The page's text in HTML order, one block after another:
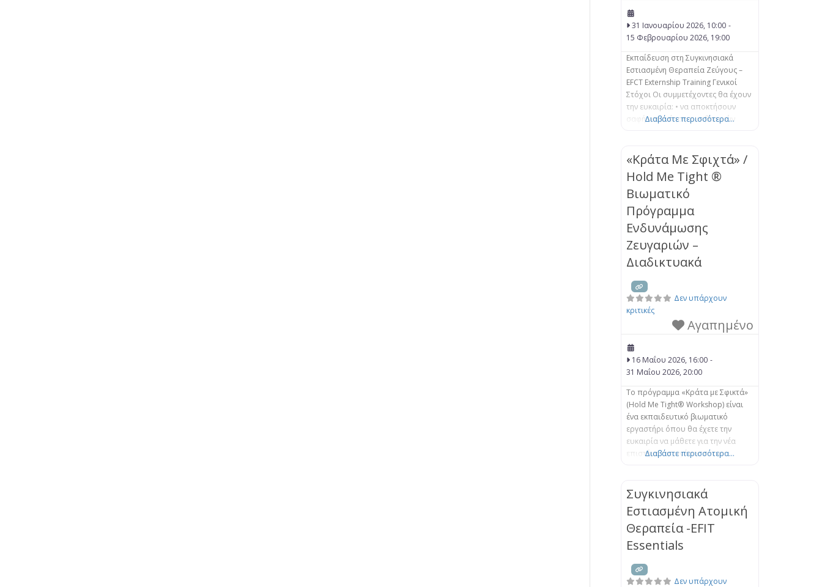
31 Ιανουαρίου 2026, 10:00 -
15 Φεβρουαρίου 2026, 19:00
Εκπαίδευση στη Συγκινησιακά
Εστιασμένη Θεραπεία Ζεύγους –
EFCT Externship Training Γενικοί
Στόχοι Οι συμμετέχοντες θα έχουν
την ευκαιρία: • να αποκτήσουν
σαφή κατανόηση των βασικών
Προσωποκεντρικής Προσέγγισης
της Συγκινησιακά Εστιασμένης
Θεραπείας για ζευγάρια– EFCT. • να
μπορούν να αντιλαμβάνονται τη
δυσφορία στο ζευγάρι με βάση τη
Θεωρία του Δεσμού και να
βοηθούν τους συντρόφους
Διαβάστε περισσότερα...
«Κράτα Με Σφιχτά» /
Hold Me Tight ®
Βιωματικό
Πρόγραμμα
Ενδυνάμωσης
Ζευγαριών –
Διαδικτυακά
Δεν υπάρχουν
κριτικές
Αγαπημένο
16 Μαΐου 2026, 16:00 -
31 Μαΐου 2026, 20:00
Το πρόγραμμα «Κράτα με Σφικτά»
(Hold Me Tight® Workshop) είναι
ένα εκπαιδευτικό βιωματικό
εργαστήρι όπου θα έχετε την
ευκαιρία να μάθετε για την νέα
επιστήμη της αγάπης και να
μια ουσιαστική σύνδεση με τον/ την
σύντροφό σας. Στο EFT, βοηθάμε
τα ζευγάρια να μάθουν πώς να
αντιμετωπίζουν μαζί τα
συναισθήματά τους, να
προσεγγίζουν
Διαβάστε περισσότερα...
Συγκινησιακά
Εστιασμένη Ατομική
Θεραπεία -EFIT
Essentials
Δεν υπάρχουν